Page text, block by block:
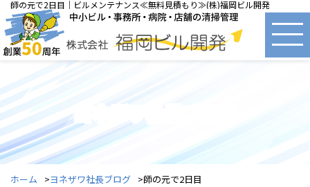
師の元で2日目｜ビルメンテナンス≪無料見積もり≫(株)福岡ビル開発
ヨネザワ社長ブログ
ホーム ヨネザワ社長ブログ 師の元で2日目